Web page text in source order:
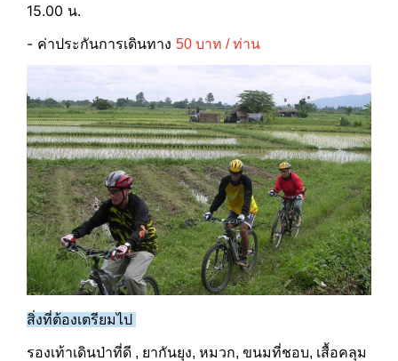
15.00 น.
- ค่าประกันการเดินทาง 50 บาท / ท่าน
สิ่งที่ต้องเตรียมไป
รองเท้าเดินป่าที่ดี , ยากันยุง, หมวก, ขนมที่ชอบ, เสื้อคลุม